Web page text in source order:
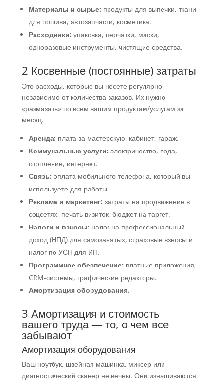
Материалы и сырье: продукты для выпечки, ткани
для пошива, автозапчасти, косметика.
Расходники: упаковка, перчатки, маски,
одноразовые инструменты, чистящие средства.
2 Косвенные (постоянные) затраты
Это расходы, которые вы несете регулярно,
независимо от количества заказов. Их нужно
«размазать» по всем вашим продуктам/услугам за
месяц.
Аренда: плата за мастерскую, кабинет, гараж.
Коммунальные услуги: электричество, вода,
отопление, интернет.
Связь: оплата мобильного телефона, который вы
используете для работы.
Реклама и маркетинг: затраты на продвижение в
соцсетях, печать визиток, бюджет на таргет.
Налоги и взносы: налог на профессиональный
доход (НПД) для самозанятых, страховые взносы и
налог по УСН для ИП.
Программное обеспечение: платные приложения,
CRM-системы, графические редакторы.
Амортизация оборудования.
3 Амортизация и стоимость
вашего труда — то, о чем все
забывают
Амортизация оборудования
Ваш ноутбук, швейная машинка, миксер или
диагностический сканер не вечны. Они изнашиваются